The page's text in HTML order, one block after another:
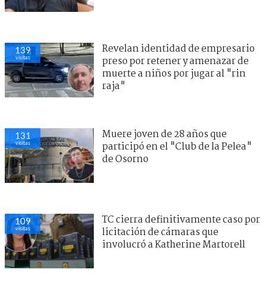
139
visitas
Revelan identidad de empresario
preso por retener y amenazar de
muerte a niños por jugar al "rin
raja"
131
visitas
Muere joven de 28 años que
participó en el "Club de la Pelea"
de Osorno
109
visitas
TC cierra definitivamente caso por
licitación de cámaras que
involucró a Katherine Martorell